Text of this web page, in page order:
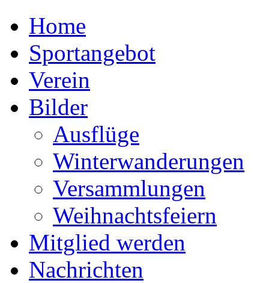
Home
Sportangebot
Verein
Bilder
Ausflüge
Winterwanderungen
Versammlungen
Weihnachtsfeiern
Mitglied werden
Nachrichten